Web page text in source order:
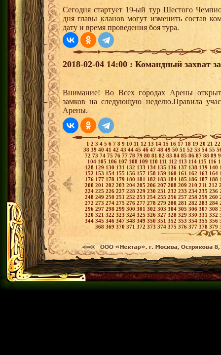
Сегодня стартует 19-ый тур Шестого
дня главы кланов могут изменить состав
дату и время проведения боя тура.
2018-02-04 14:00 : Командный захват
Внимание! Во Всех городах Арены
замков на следующую неделю.Правила
Арены.
1 2 3 4 5 6 7 8 9 10 11 12 13 14 15 16 17 18 19 20 21
38 39 40 41 42 43 44 45 46 47 48 49 50 51 52 53 54 55
72 73 74 75 76 77 78 79 80 81 82 83 84 85 86 87 88 89
104105 106 107 108 109 110 111 112 113 114 115 116
128 129 130 131 132 133 134 135 136 137 138 139 140
152 153 154 155 156 157 158 159 160 161 162 163 164
176 177 178 179 180 181 182 183 184 185186 187 188
200 201 202 203 204 205 206 207 208 209 210 211 212
224 225 226 227 228 229 230 231 232 233 234 235 236
248 249 250 251 252 253 254 255 256 257 258 259 260
272 273 274 275 276 277 278 279 280 281 282 283 284
296 297 298 299 300 301 302 303 304 305 306 307 308
320 321 322 323 324 325 326 327 328 329 330 331 332
344 345 346 347 348 349 350 351 352 353 354 355 356
368 369 370 371 372 373 374 375 376 377 378 379